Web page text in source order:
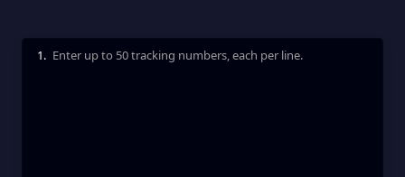
Enter up to 50 tracking numbers, each per line.
1.